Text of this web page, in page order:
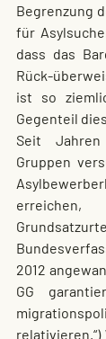
Begrenzung
für
dass das
Rück-
ist so
Gegenteil
Seit
Gruppen
2012
GG